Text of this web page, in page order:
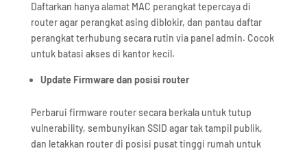
Daftarkan hanya alamat MAC perangkat tepercaya di
router agar perangkat asing diblokir, dan pantau daftar
perangkat terhubung secara rutin via panel admin. Cocok
untuk batasi akses di kantor kecil.
Update Firmware dan posisi router
Perbarui firmware router secara berkala untuk tutup
vulnerability, sembunyikan SSID agar tak tampil publik,
dan letakkan router di posisi pusat tinggi rumah untuk